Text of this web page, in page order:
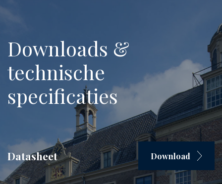
Downloads &
technische
specificaties
Datasheet Download